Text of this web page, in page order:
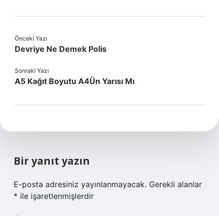
Önceki Yazı
Devriye Ne Demek Polis
Sonraki Yazı
A5 Kağıt Boyutu A4Ün Yarısı Mı
Bir yanıt yazın
E-posta adresiniz yayınlanmayacak. Gerekli alanlar
* ile işaretlenmişlerdir